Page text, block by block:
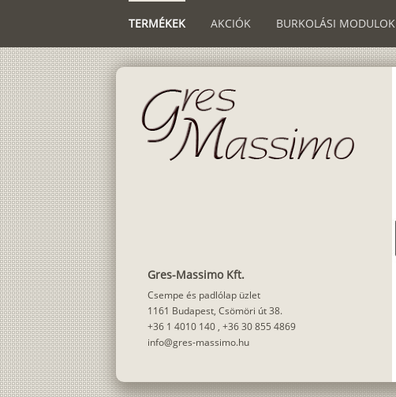
TERMÉKEK AKCIÓK BURKOLÁSI MODULOK
Gres-Massimo Kft.
Csempe és padlólap üzlet
1161 Budapest, Csömöri út 38.
+36 1 4010 140 , +36 30 855 4869
info@gres-massimo.hu